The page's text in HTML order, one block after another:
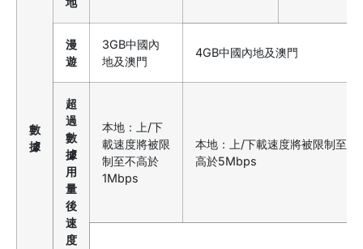
數
據
漫
遊
3GB中國內
地及澳門
4GB中國內地及澳門
超
過
數
據
用
量
後
速
度
本地：上/下
載速度將被限
制至不高於
1Mbps
本地：上/下載速度將被限制至不
高於5Mbps